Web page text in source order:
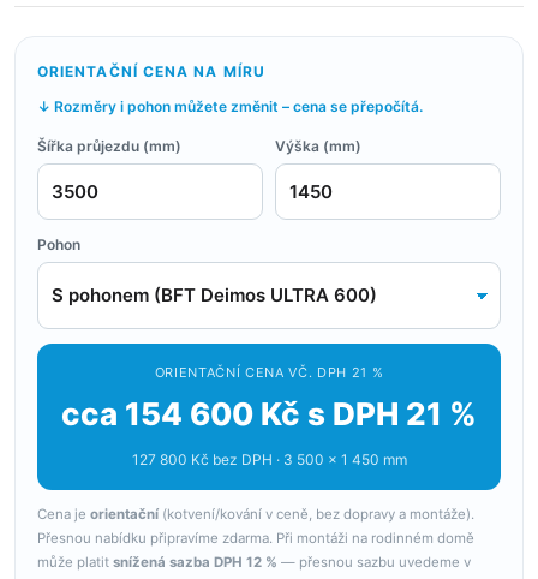
ORIENTAČNÍ CENA NA MÍRU
↓ Rozměry i pohon můžete změnit – cena se přepočítá.
Šířka průjezdu (mm) Výška (mm)
Pohon
ORIENTAČNÍ CENA VČ. DPH 21 %
cca 154 600 Kč s DPH 21 %
127 800 Kč bez DPH · 3 500 × 1 450 mm
Cena je orientační (kotvení/kování v ceně, bez dopravy a montáže).
Přesnou nabídku připravíme zdarma. Při montáži na rodinném domě
může platit snížená sazba DPH 12 % — přesnou sazbu uvedeme v